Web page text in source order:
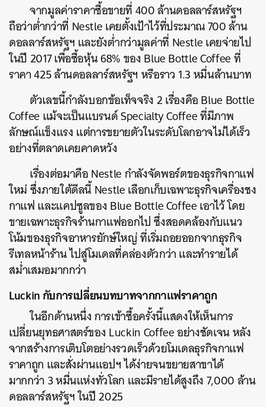
จากมูลค่าราคาซื้อขายที่ 400 ล้านดอลลาร์สหรัฐฯ
ถือว่าต่ำกว่าที่ Nestle เคยตั้งเป้าไว้ที่ประมาณ 700 ล้าน
ดอลลาร์สหรัฐฯ และยังต่ำกว่ามูลค่าที่ Nestle เคยจ่ายไป
ในปี 2017 เพื่อซื้อหุ้น 68% ของ Blue Bottle Coffee ที่
ราคา 425 ล้านดอลลาร์สหรัฐฯ หรือราว 1.3 หมื่นล้านบาท
ตัวเลขนี้กำลังบอกข้อเท็จจริง 2 เรื่องคือ Blue Bottle
Coffee แม้จะเป็นแบรนด์ Specialty Coffee ที่มีภาพ
ลักษณ์แข็งแรง แต่การขยายตัวในระดับโลกอาจไม่ได้เร็ว
อย่างที่ตลาดเคยคาดหวัง
เรื่องต่อมาคือ Nestle กำลังจัดพอร์ตของธุรกิจกาแฟ
ใหม่ ซึ่งภายใต้ดีลนี้ Nestle เลือกเก็บเฉพาะธุรกิจเครื่องชง
กาแฟ และแคปซูลของ Blue Bottle Coffee เอาไว้ โดย
ขายเฉพาะธุรกิจร้านกาแฟออกไป ซึ่งสอดคล้องกับแนว
โน้มของธุรกิจอาหารยักษ์ใหญ่ ที่เริ่มถอยออกจากธุรกิจ
รีเทลหน้าร้าน ไปสู่โมเดลที่คล่องตัวกว่า และทำรายได้
สม่ำเสมอมากกว่า
Luckin กับการเปลี่ยนบทบาทจากกาแฟราคาถูก
ในอีกด้านหนึ่ง การเข้าซื้อครั้งนี้แสดงให้เห็นการ
เปลี่ยนยุทธศาสตร์ของ Luckin Coffee อย่างชัดเจน หลัง
จากสร้างการเติบโตอย่างรวดเร็วด้วยโมเดลธุรกิจกาแฟ
ราคาถูก และสั่งผ่านแอปฯ ได้ง่ายจนขยายสาขาได้
มากกว่า 3 หมื่นแห่งทั่วโลก และมีรายได้สูงถึง 7,000 ล้าน
ดอลลาร์สหรัฐฯ ในปี 2025